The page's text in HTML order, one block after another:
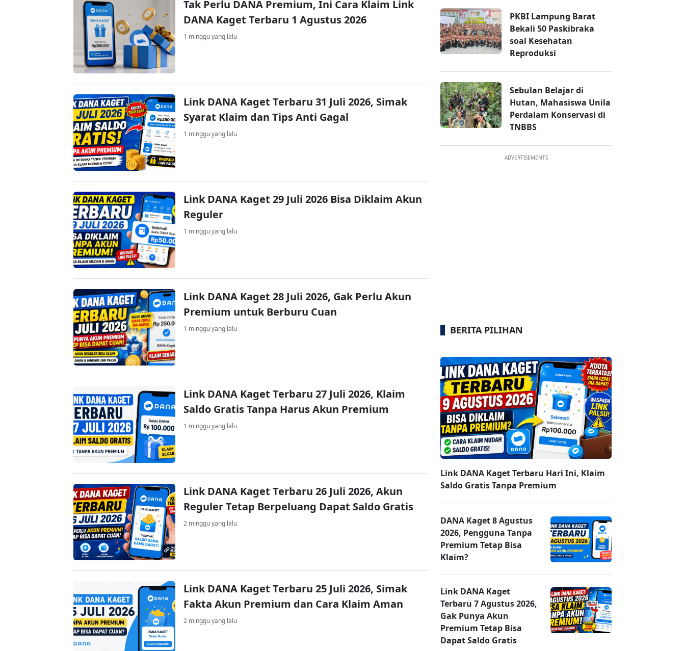
Tak Perlu DANA Premium, Ini Cara Klaim Link
DANA Kaget Terbaru 1 Agustus 2026
1 minggu yang lalu
Link DANA Kaget Terbaru 31 Juli 2026, Simak
Syarat Klaim dan Tips Anti Gagal
1 minggu yang lalu
Link DANA Kaget 29 Juli 2026 Bisa Diklaim Akun
Reguler
1 minggu yang lalu
Link DANA Kaget 28 Juli 2026, Gak Perlu Akun
Premium untuk Berburu Cuan
1 minggu yang lalu
Link DANA Kaget Terbaru 27 Juli 2026, Klaim
Saldo Gratis Tanpa Harus Akun Premium
1 minggu yang lalu
Link DANA Kaget Terbaru 26 Juli 2026, Akun
Reguler Tetap Berpeluang Dapat Saldo Gratis
2 minggu yang lalu
Link DANA Kaget Terbaru 25 Juli 2026, Simak
Fakta Akun Premium dan Cara Klaim Aman
2 minggu yang lalu
PKBI Lampung Barat
Bekali 50 Paskibraka
soal Kesehatan
Reproduksi
Sebulan Belajar di
Hutan, Mahasiswa Unila
Perdalam Konservasi di
TNBBS
ADVERTISEMENTS
BERITA PILIHAN
Link DANA Kaget Terbaru Hari Ini, Klaim
Saldo Gratis Tanpa Premium
DANA Kaget 8 Agustus
2026, Pengguna Tanpa
Premium Tetap Bisa
Klaim?
Link DANA Kaget
Terbaru 7 Agustus 2026,
Gak Punya Akun
Premium Tetap Bisa
Dapat Saldo Gratis